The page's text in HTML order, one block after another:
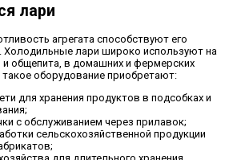
лари
агрегата способствуют его
Холодильные лари широко используют на
и общепита, в домашних и фермерских
такое оборудование приобретают:
для хранения продуктов в подсобках и
с обслуживанием через прилавок;
сельскохозяйственной продукции